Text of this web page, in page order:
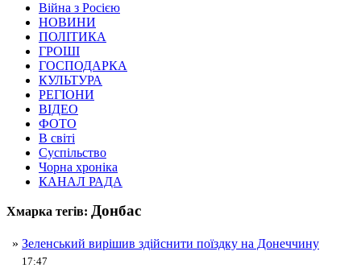
Війна з Росією
НОВИНИ
ПОЛІТИКА
ГРОШІ
ГОСПОДАРКА
КУЛЬТУРА
РЕГІОНИ
ВІДЕО
ФОТО
В світі
Суспільство
Чорна хроніка
КАНАЛ РАДА
Хмарка тегів: Донбас
» Зеленський вирішив здійснити поїздку на Донеччину
17:47